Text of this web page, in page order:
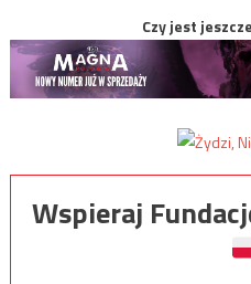
Czy jest
Wspieraj